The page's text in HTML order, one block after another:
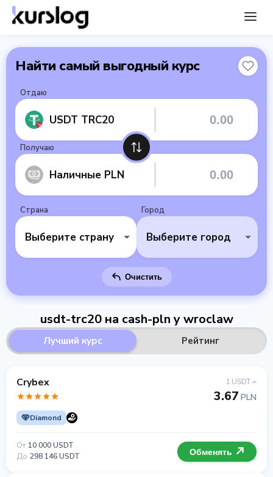
Найти самый выгодный курс
Отдаю
USDT TRC20
Получаю
Наличные PLN
Страна
Выберите страну
Город
Выберите город
Очистить
usdt-trc20 на cash-pln у wroclaw
Лучший курс Рейтинг
Crybex
Diamond
1 USDT =
3.67 PLN
От 10 000 USDT
До 298 146 USDT Обменять